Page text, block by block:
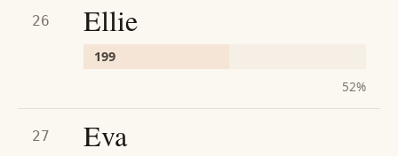
26 Ellie
199
52%
27 Eva